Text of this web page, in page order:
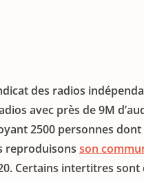
des radios
avec près de 9M
2500 personnes dont
reproduisons son
Certains intertitres